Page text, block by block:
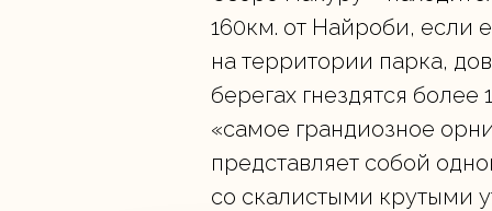
160км. от Найроби, если
на территории парка,
берегах гнездятся
«самое грандиозное
представляет собой
со скалистыми крутыми